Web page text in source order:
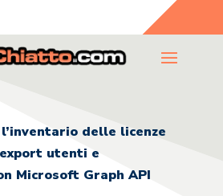
delle licenze
utenti e
Microsoft Graph API